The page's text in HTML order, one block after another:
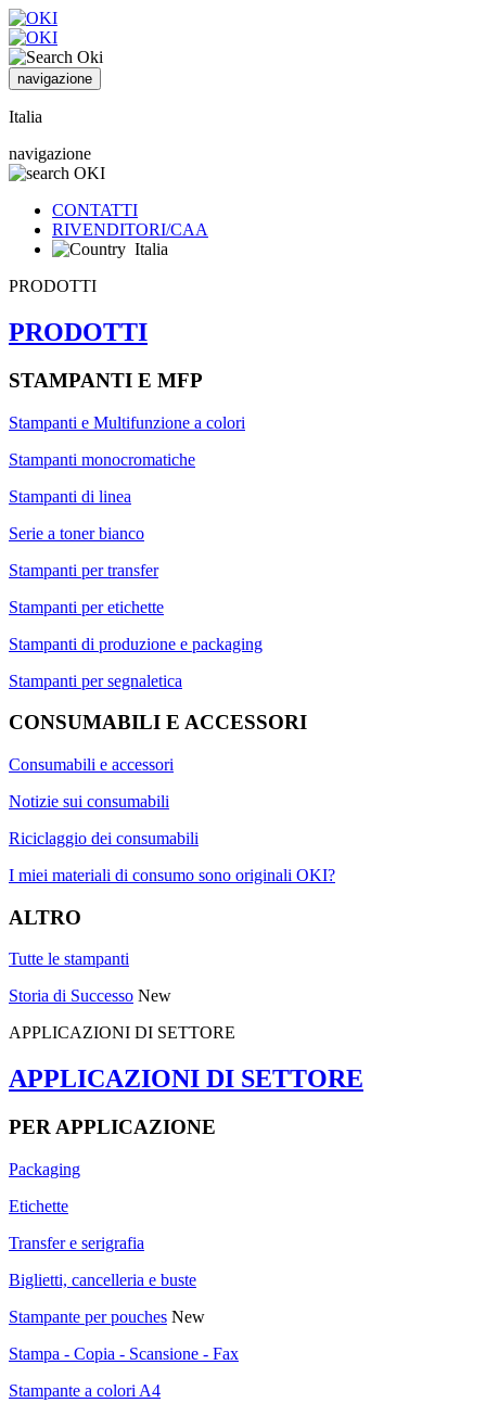
navigazione
Italia
navigazione
CONTATTI
RIVENDITORI/CAA
Italia
PRODOTTI
PRODOTTI
STAMPANTI E MFP
Stampanti e Multifunzione a colori
Stampanti monocromatiche
Stampanti di linea
Serie a toner bianco
Stampanti per transfer
Stampanti per etichette
Stampanti di produzione e packaging
Stampanti per segnaletica
CONSUMABILI E ACCESSORI
Consumabili e accessori
Notizie sui consumabili
Riciclaggio dei consumabili
I miei materiali di consumo sono originali OKI?
ALTRO
Tutte le stampanti
Storia di Successo New
APPLICAZIONI DI SETTORE
APPLICAZIONI DI SETTORE
PER APPLICAZIONE
Packaging
Etichette
Transfer e serigrafia
Biglietti, cancelleria e buste
Stampante per pouches New
Stampa - Copia - Scansione - Fax
Stampante a colori A4